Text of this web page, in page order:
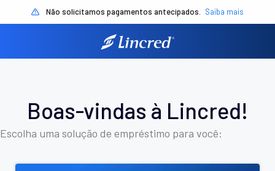
Não solicitamos pagamentos antecipados. Saiba mais
Boas-vindas à Lincred!
Escolha uma solução de empréstimo para você: